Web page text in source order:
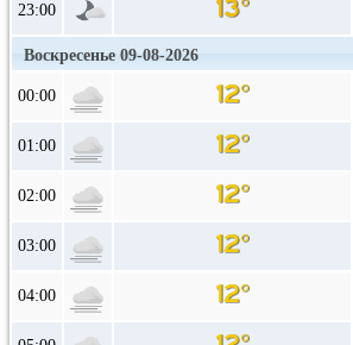
23:00
Воскресенье 09-08-2026
00:00
01:00
02:00
03:00
04:00